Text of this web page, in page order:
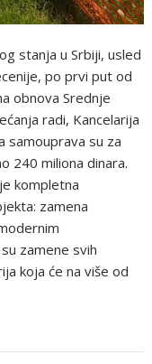
stanja u Srbiji, usled
po prvi put od
obnova Srednje
radi, Kancelarija
samouprava su za
240 miliona dinara.
kompletna
zamena
zamene svih
koja će na više od